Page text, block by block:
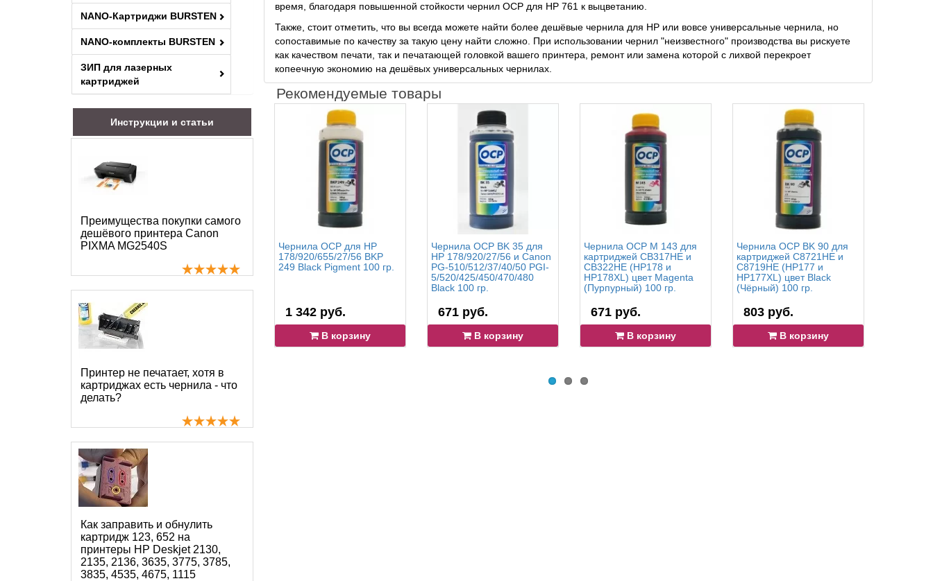
NANO-Картриджи BURSTEN
NANO-комплекты BURSTEN
ЗИП для лазерных
картриджей
Инструкции и статьи
Преимущества покупки самого
дешёвого принтера Canon
PIXMA MG2540S
Принтер не печатает, хотя в
картриджах есть чернила - что
делать?
Как заправить и обнулить
картридж 123, 652 на
принтеры HP Deskjet 2130,
2135, 2136, 3635, 3775, 3785,
3835, 4535, 4675, 1115
время, благодаря повышенной стойкости чернил OCP для HP 761 к выцветанию.
Также, стоит отметить, что вы всегда можете найти более дешёвые чернила для HP или вовсе универсальные чернила, но
сопоставимые по качеству за такую цену найти сложно. При использовании чернил "неизвестного" производства вы рискуете
как качеством печати, так и печатающей головкой вашего принтера, ремонт или замена которой с лихвой перекроет
копеечную экономию на дешёвых универсальных чернилах.
Рекомендуемые товары
Чернила OCP для HP
178/920/655/27/56 BKP
249 Black Pigment 100 гр.
1 342 руб.
В корзину
Чернила OCP BK 35 для
HP 178/920/27/56 и Canon
PG-510/512/37/40/50 PGI-
5/520/425/450/470/480
Black 100 гр.
671 руб.
В корзину
Чернила OCP M 143 для
картриджей CB317HE и
CB322HE (HP178 и
HP178XL) цвет Magenta
(Пурпурный) 100 гр.
671 руб.
В корзину
Чернила OCP BK 90 для
картриджей C8721HE и
C8719HE (HP177 и
HP177XL) цвет Black
(Чёрный) 100 гр.
803 руб.
В корзину